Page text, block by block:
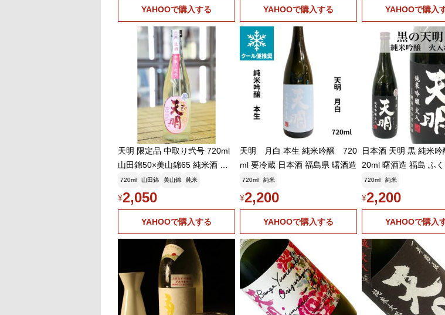
YAHOOで購入する YAHOOで購入する YAHOOで購入
天明 限定品 中取り弐号 720ml
山田錦50×美山錦65 純米酒 生
酒 おりがらみ 新米新酒 福 島県
会津 曙酒造 冷蔵推奨 日本酒
720ml 山田錦 美山錦 純米
¥2,050
YAHOOで購入する
天明 月白 本生 純米吟醸 720
ml 要冷蔵 日本酒 福島県 曙酒造
720ml 純米
¥2,200
YAHOOで購入する
日本酒 天明 黒 純米吟
20ml 曙酒造 福島 ふく
720ml 純米
¥2,200
YAHOOで購入